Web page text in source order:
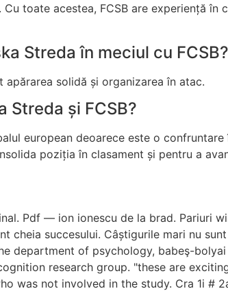
toate acestea, FCSB are experiență
Streda în meciul cu FCSB?
solidă și organizarea în atac.
Streda și FCSB?
european deoarece este o
poziția în clasament și pentru a
Pdf — ion ionescu de la brad. Pariuri
cheia succesului. Câștigurile mari nu
department of psychology, babeş-
research group. "these are
was not involved in the study. Cra 1i #